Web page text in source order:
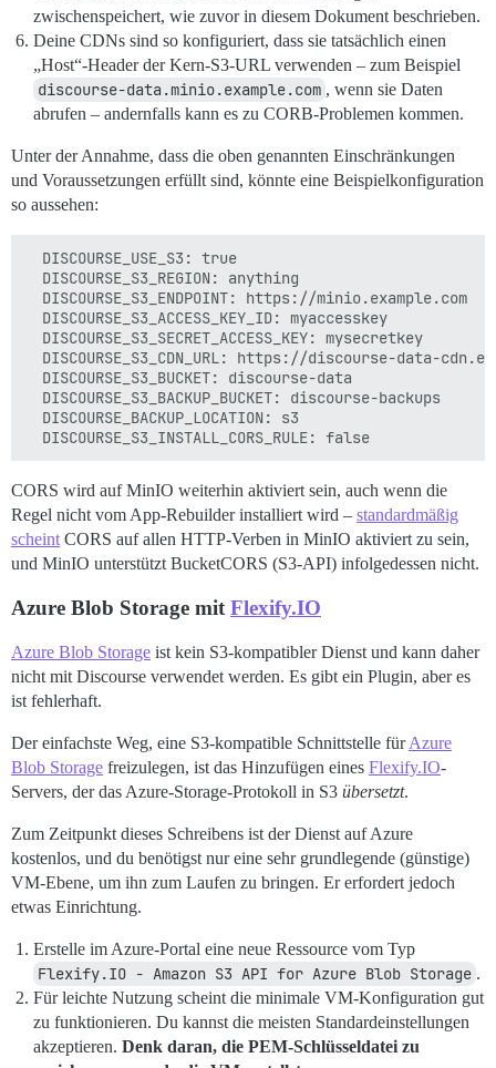
zwischenspeichert, wie zuvor in diesem Dokument beschrieben.
Deine CDNs sind so konfiguriert, dass sie tatsächlich einen
„Host“-Header der Kern-S3-URL verwenden – zum Beispiel
discourse-data.minio.example.com , wenn sie Daten
abrufen – andernfalls kann es zu CORB-Problemen kommen.
Unter der Annahme, dass die oben genannten Einschränkungen
und Voraussetzungen erfüllt sind, könnte eine Beispielkonfiguration
so aussehen:
  DISCOURSE_USE_S3: true
  DISCOURSE_S3_REGION: anything
  DISCOURSE_S3_ENDPOINT: https://minio.example.com
  DISCOURSE_S3_ACCESS_KEY_ID: myaccesskey
  DISCOURSE_S3_SECRET_ACCESS_KEY: mysecretkey
DISCOURSE_S3_CDN_URL: https://discourse-data-
  DISCOURSE_S3_BUCKET: discourse-data
  DISCOURSE_S3_BACKUP_BUCKET: discourse-backups
  DISCOURSE_BACKUP_LOCATION: s3
CORS wird auf MinIO weiterhin aktiviert sein, auch wenn die
Regel nicht vom App-Rebuilder installiert wird – standardmäßig
scheint CORS auf allen HTTP-Verben in MinIO aktiviert zu sein,
und MinIO unterstützt BucketCORS (S3-API) infolgedessen nicht.
Azure Blob Storage mitFlexify.IO
Azure Blob Storage ist kein S3-kompatibler Dienst und kann daher
nicht mit Discourse verwendet werden. Es gibt ein Plugin, aber es
ist fehlerhaft.
Der einfachste Weg, eine S3-kompatible Schnittstelle fürAzure
Blob Storage freizulegen, ist das Hinzufügen eines Flexify.IO-
Servers, der das Azure-Storage-Protokoll in S3 übersetzt.
Zum Zeitpunkt dieses Schreibens ist der Dienst auf Azure
kostenlos, und du benötigst nur eine sehr grundlegende (günstige)
VM-Ebene, um ihn zum Laufen zu bringen. Er erfordert jedoch
etwas Einrichtung.
Erstelle im Azure-Portal eine neue Ressource vom Typ
Flexify.IO - Amazon S3 API for Azure Blob Storage .
Für leichte Nutzung scheint die minimale VM-Konfiguration gut
zu funktionieren. Du kannst die meisten Standardeinstellungen
akzeptieren. Denk daran, die PEM-Schlüsseldatei zu